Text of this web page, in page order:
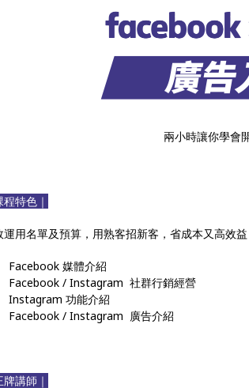
兩小時讓你學會
程特色｜
運用名單及預算，用熟客招新客，省成本又高效益
Facebook 媒體介紹
Facebook / Instagram 社群行銷經營
Instagram 功能介紹
Facebook / Instagram 廣告介紹
牌講師｜